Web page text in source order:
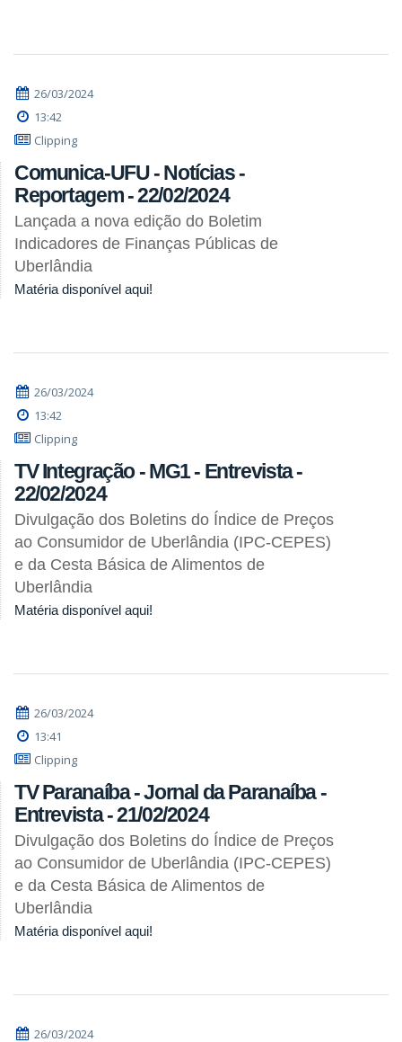
26/03/2024
13:42
Clipping
Comunica-UFU - Notícias -
Reportagem - 22/02/2024
Lançada a nova edição do Boletim
Indicadores de Finanças Públicas de
Uberlândia
Matéria disponível aqui!
26/03/2024
13:42
Clipping
TV Integração - MG1 - Entrevista -
22/02/2024
Divulgação dos Boletins do Índice de Preços
ao Consumidor de Uberlândia (IPC-CEPES)
e da Cesta Básica de Alimentos de
Uberlândia
Matéria disponível aqui!
26/03/2024
13:41
Clipping
TV Paranaíba - Jornal da Paranaíba -
Entrevista - 21/02/2024
Divulgação dos Boletins do Índice de Preços
ao Consumidor de Uberlândia (IPC-CEPES)
e da Cesta Básica de Alimentos de
Uberlândia
Matéria disponível aqui!
26/03/2024